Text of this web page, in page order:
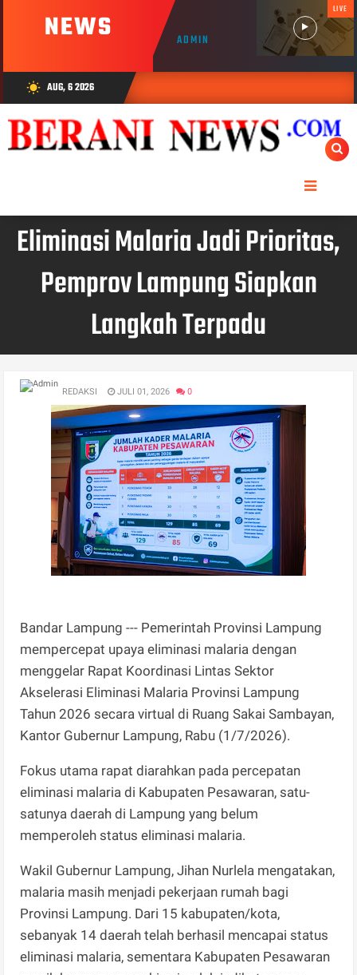
NEWS ADMIN
LIVE
wb_sunny AUG, 6 2026
Eliminasi Malaria Jadi Prioritas,
Pemprov Lampung Siapkan
Langkah Terpadu
REDAKSI JULI 01, 2026 0
Bandar Lampung --- Pemerintah Provinsi Lampung
mempercepat upaya eliminasi malaria dengan
menggelar Rapat Koordinasi Lintas Sektor
Akselerasi Eliminasi Malaria Provinsi Lampung
Tahun 2026 secara virtual di Ruang Sakai Sambayan,
Kantor Gubernur Lampung, Rabu (1/7/2026).
Fokus utama rapat diarahkan pada percepatan
eliminasi malaria di Kabupaten Pesawaran, satu-
satunya daerah di Lampung yang belum
memperoleh status eliminasi malaria.
Wakil Gubernur Lampung, Jihan Nurlela mengatakan,
malaria masih menjadi pekerjaan rumah bagi
Provinsi Lampung. Dari 15 kabupaten/kota,
sebanyak 14 daerah telah berhasil mencapai status
eliminasi malaria, sementara Kabupaten Pesawaran